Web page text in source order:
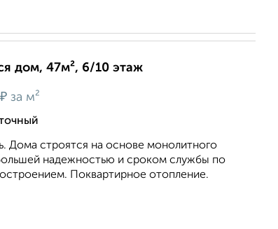
дом, 47м², 6/10 этаж
₽ за м²
Дома строятся на основе монолитного
надежностью и сроком службы по
Поквартирное отопление.